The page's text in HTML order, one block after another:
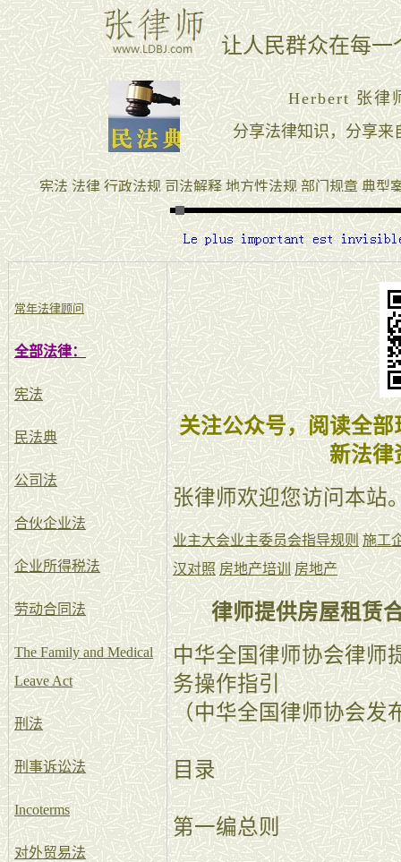
常年法律顾问
全部法律：
宪法
民法典
公司法
合伙企业法
企业所得税法
劳动合同法
The Family and Medical
Leave Act
刑法
刑事诉讼法
Incoterms
对外贸易法
关注公众号，阅读全
新法律
张律师欢迎您访问本站
业主大会业主委员会指导规则 施工
汉对照 房地产培训 房地产
律师提供房屋租赁
中华全国律师协会律师
务操作指引
（中华全国律师协会
目录
第一编总则